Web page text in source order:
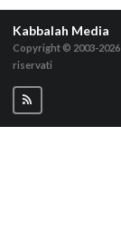
Kabbalah Media
Copyright © 2003-2026
riservati